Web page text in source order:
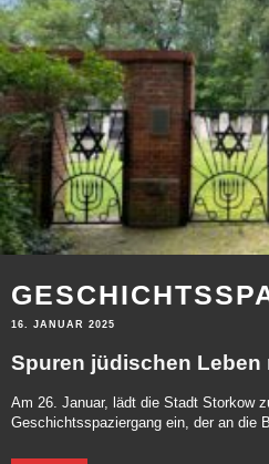
16. JANUAR 2025
Spuren jüdischen Leben
Am 26. Januar, lädt die Stadt Storkow
Geschichtsspaziergang ein, der an die